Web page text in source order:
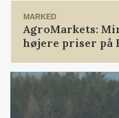
MARKED
AgroMarkets:
højere priser på